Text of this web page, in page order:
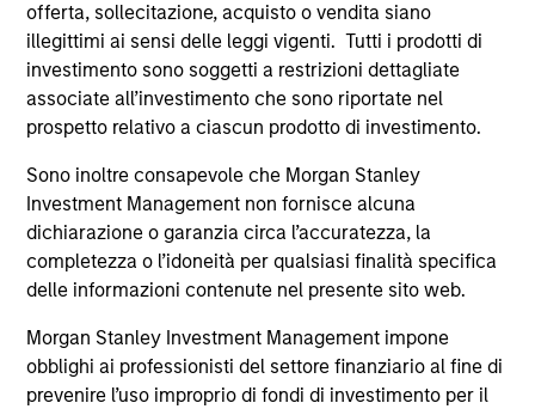
offerta, sollecitazione, acquisto o vendita siano
illegittimi ai sensi delle leggi vigenti. Tutti i prodotti di
investimento sono soggetti a restrizioni dettagliate
associate all’investimento che sono riportate nel
prospetto relativo a ciascun prodotto di investimento.
Sono inoltre consapevole che Morgan Stanley
Investment Management non fornisce alcuna
dichiarazione o garanzia circa l’accuratezza, la
completezza o l’idoneità per qualsiasi finalità specifica
delle informazioni contenute nel presente sito web.
Morgan Stanley Investment Management impone
obblighi ai professionisti del settore finanziario al fine di
prevenire l’uso improprio di fondi di investimento per il
ALTS IN FOCUS
Real Estate Outlook with Brian Niles
Tony Charles, Head of Research and Strategy
for Global Real Assets, recently sat down with
Brian Niles, Co-Head of MSREI and Co-Head of
and what is takes to succeed in today's
complex environment.